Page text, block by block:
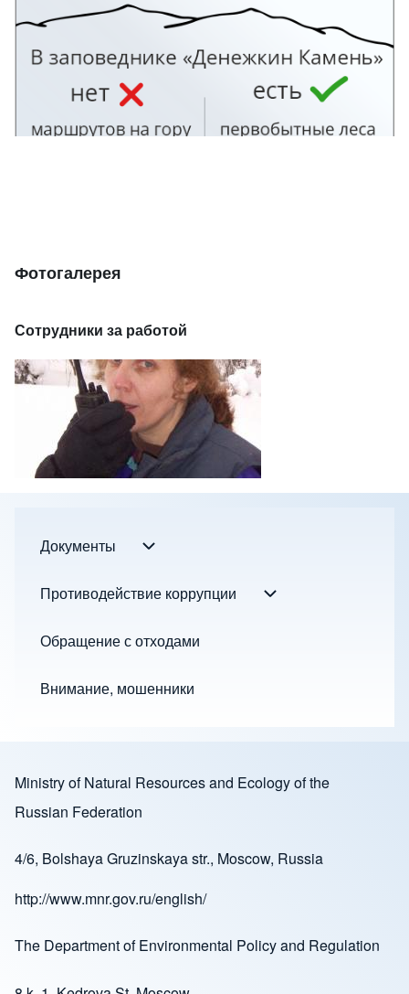
Фотогалерея
Сотрудники за работой
Footer menu
Документы
Документы sub-navigation
Противодействие коррупции
Обращение с отходами
Внимание, мошенники
Ministry of Natural Resources and Ecology of the
Russian Federation
4/6, Bolshaya Gruzinskaya str., Moscow, Russia
http://www.mnr.gov.ru/english/
The Department of Environmental Policy and Regulation